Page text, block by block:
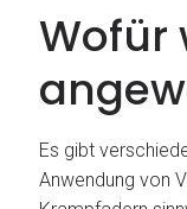
Wofür
Es gibt
Anwendung von